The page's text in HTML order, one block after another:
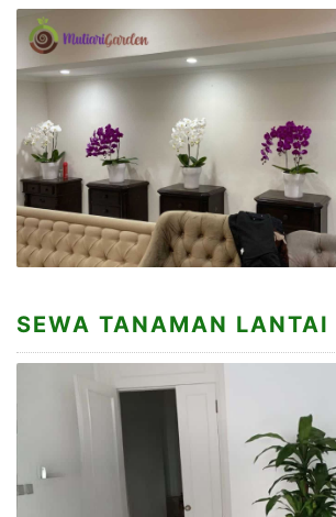
SEWA TANAMAN LANTAI